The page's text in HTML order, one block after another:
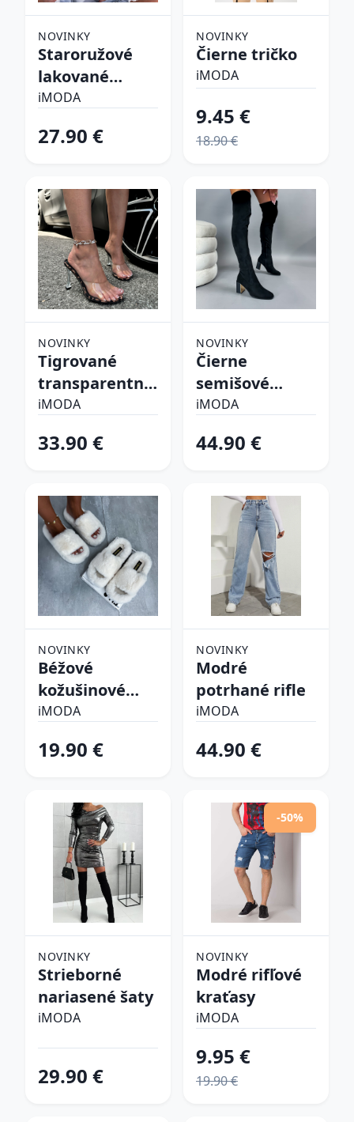
NOVINKY
Staroružové
lakované
lodičky
iMODA
27.90 €
NOVINKY
Čierne tričko
iMODA
9.45 €
18.90 €
NOVINKY
Tigrované
transparentné
sandále
iMODA
33.90 €
NOVINKY
Čierne
semišové
vysoké čižmy
iMODA
44.90 €
NOVINKY
Béžové
kožušinové
šlapky
iMODA
19.90 €
NOVINKY
Modré
potrhané rifle
iMODA
44.90 €
NOVINKY
Strieborné
nariasené šaty
iMODA
29.90 €
-50%
NOVINKY
Modré rifľové
kraťasy
iMODA
9.95 €
19.90 €